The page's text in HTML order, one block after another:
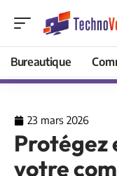
Bureautique
23 mars 2026
Protégez
votre